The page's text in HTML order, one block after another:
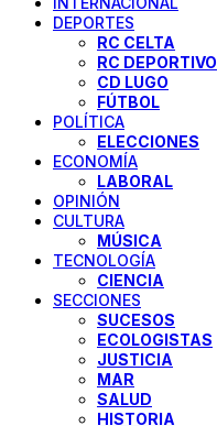
DEPORTES
RC CELTA
RC DEPORTIVO
CD LUGO
FÚTBOL
POLÍTICA
ELECCIONES
ECONOMÍA
LABORAL
OPINIÓN
CULTURA
MÚSICA
TECNOLOGÍA
CIENCIA
SECCIONES
SUCESOS
ECOLOGISTAS
JUSTICIA
MAR
SALUD
HISTORIA